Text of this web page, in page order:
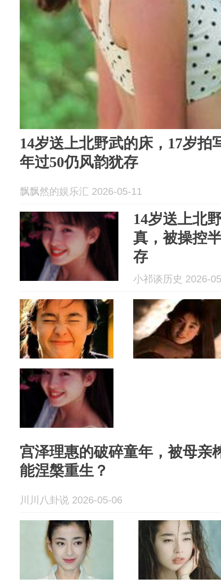
14岁送上北野武的床，17岁拍
年过50仍风韵犹存
飘飘然的娱乐汇 2026-05-11
14岁送上北
真，被操控
存
小祁谈历史 2026-
宫泽理惠的破碎童年，被母亲
能涅槃重生？
川川八卦说 2026-05-06